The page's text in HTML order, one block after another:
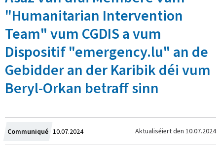
"Humanitarian Intervention
Team" vum CGDIS a vum
Dispositif "emergency.lu" an de
Gebidder an der Karibik déi vum
Beryl-Orkan betraff sinn
Communiqué Created
on
10.07.2024 Aktualiséiert den 10.07.2024